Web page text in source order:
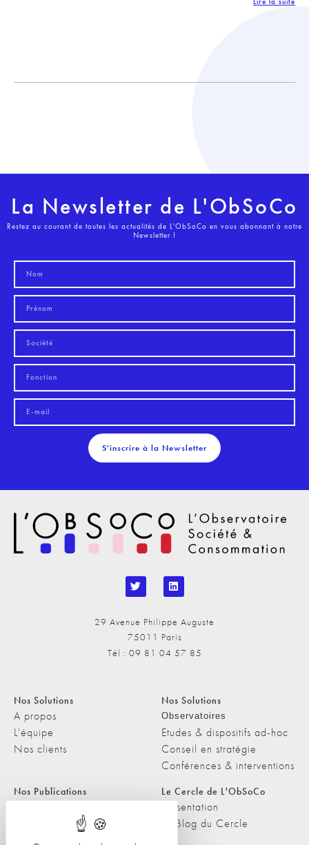
La Newsletter de L'ObSoCo
Restez au courant de toutes les actualités de L'ObSoCo en vous abonnant à notre
Newsletter !
S'inscrire à la Newsletter
29 Avenue Philippe Auguste
75011 Paris
Tél : 09 81 04 57 85
Nos Solutions
A propos
L'équipe
Nos clients
Nos Solutions
Observatoires
Etudes & dispositifs ad-hoc
Conseil en stratégie
Conférences & interventions
Nos Publications
Les Podcasts de L'ObSoCo
L'ObSoCo dans les médias
Le Cercle de L'ObSoCo
Présentation
Le Blog du Cercle